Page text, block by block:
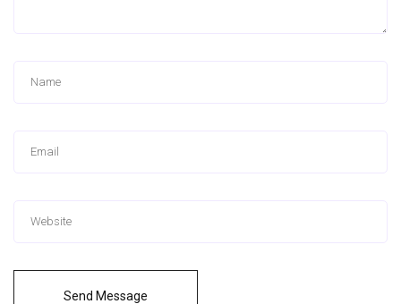
Send Message